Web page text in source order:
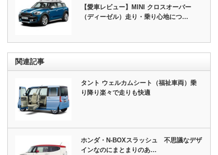
【愛車レビュー】MINI クロスオーバー
（ディーゼル）走り・乗り心地につ…
関連記事
タント ウェルカムシート（福祉車両）乗
り降り楽々で走りも快適
ホンダ・N-BOXスラッシュ 不思議なデザ
インなのにまとまりのあ…